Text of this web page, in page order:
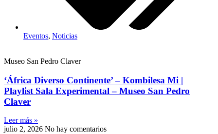
Eventos, Noticias
Museo San Pedro Claver
‘África Diverso Continente’ – Kombilesa Mi |
Playlist Sala Experimental – Museo San Pedro
Claver
Leer más »
julio 2, 2026 No hay comentarios